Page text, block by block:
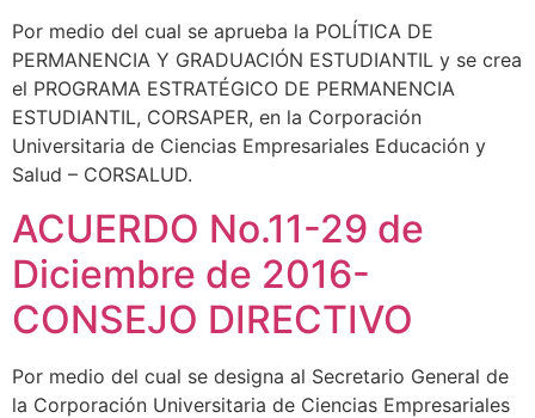
Por medio del cual se aprueba la POLÍTICA DE
PERMANENCIA Y GRADUACIÓN ESTUDIANTIL y se crea
el PROGRAMA ESTRATÉGICO DE PERMANENCIA
ESTUDIANTIL, CORSAPER, en la Corporación
Universitaria de Ciencias Empresariales Educación y
Salud – CORSALUD.
ACUERDO No.11-29 de
Diciembre de 2016-
CONSEJO DIRECTIVO
Por medio del cual se designa al Secretario General de
la Corporación Universitaria de Ciencias Empresariales